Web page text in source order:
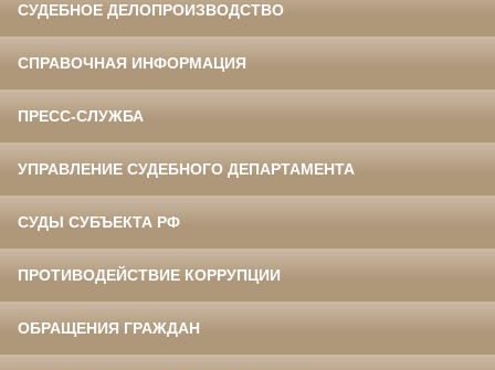
СУДЕБНОЕ ДЕЛОПРОИЗВОДСТВО
СПРАВОЧНАЯ ИНФОРМАЦИЯ
ПРЕСС-СЛУЖБА
УПРАВЛЕНИЕ СУДЕБНОГО ДЕПАРТАМЕНТА
СУДЫ СУБЪЕКТА РФ
ПРОТИВОДЕЙСТВИЕ КОРРУПЦИИ
ОБРАЩЕНИЯ ГРАЖДАН